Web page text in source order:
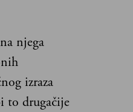
njega
izraza
to drugačije